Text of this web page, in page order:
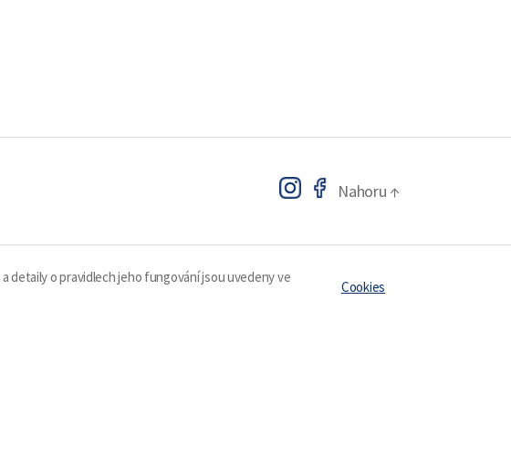
Nahoru ↑
detaily o pravidlech jeho fungování jsou uvedeny ve
Cookies